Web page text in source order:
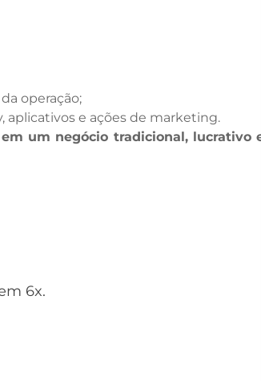
operação;
aplicativos e ações de marketing.
um negócio tradicional, lucrativo
6x.